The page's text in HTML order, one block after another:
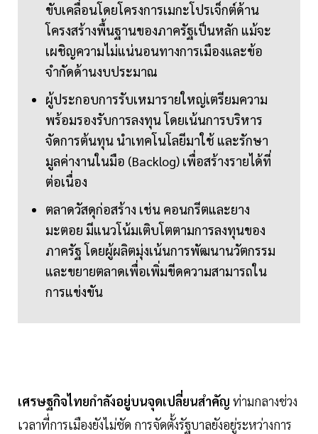
ขับเคลื่อนโดยโครงการเมกะโปรเจ็กต์ด้าน
โครงสร้างพื้นฐานของภาครัฐเป็นหลัก แม้จะ
เผชิญความไม่แน่นอนทางการเมืองและข้อ
จำกัดด้านงบประมาณ
ผู้ประกอบการรับเหมารายใหญ่เตรียมความ
พร้อมรองรับการลงทุน โดยเน้นการบริหาร
จัดการต้นทุน นำเทคโนโลยีมาใช้ และรักษา
มูลค่างานในมือ (Backlog) เพื่อสร้างรายได้ที่
ต่อเนื่อง
ตลาดวัสดุก่อสร้าง เช่น คอนกรีตและยาง
มะตอย มีแนวโน้มเติบโตตามการลงทุนของ
ภาครัฐ โดยผู้ผลิตมุ่งเน้นการพัฒนานวัตกรรม
และขยายตลาดเพื่อเพิ่มขีดความสามารถใน
การแข่งขัน
เศรษฐกิจไทยกำลังอยู่บนจุดเปลี่ยนสำคัญ ท่ามกลางช่วง
เวลาที่การเมืองยังไม่ชัด การจัดตั้งรัฐบาลยังอยู่ระหว่างการ